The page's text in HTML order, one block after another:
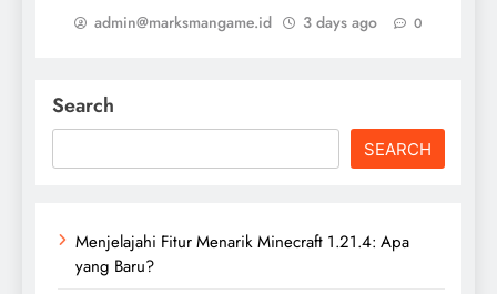
admin@marksmangame.id 3 days ago 0
Search
SEARCH
Menjelajahi Fitur Menarik Minecraft 1.21.4: Apa
yang Baru?